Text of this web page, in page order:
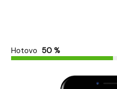
Hotovo 50 %